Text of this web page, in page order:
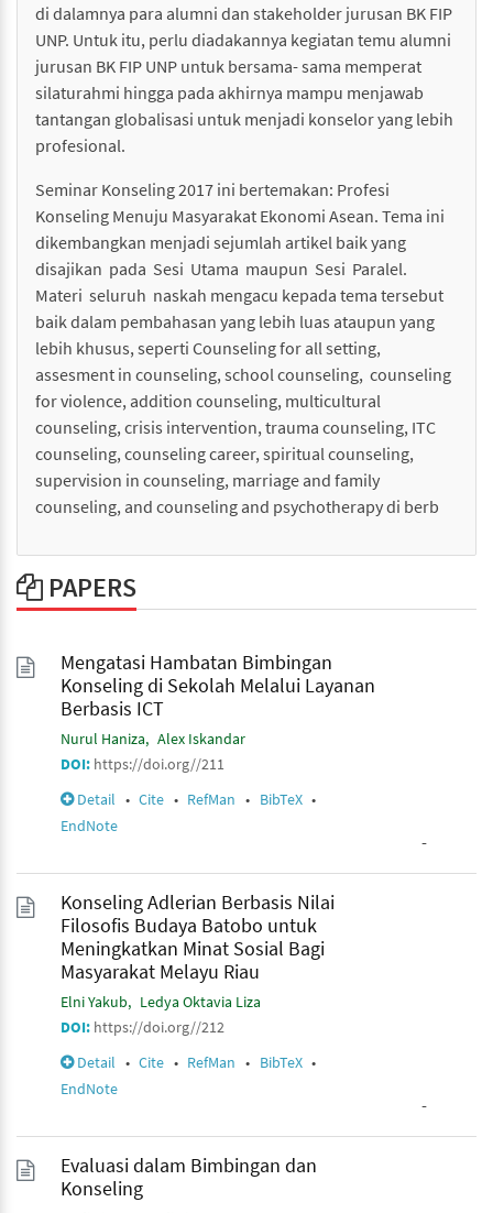
di dalamnya para alumni dan stakeholder jurusan BK FIP
UNP. Untuk itu, perlu diadakannya kegiatan temu alumni
jurusan BK FIP UNP untuk bersama- sama memperat
silaturahmi hingga pada akhirnya mampu menjawab
tantangan globalisasi untuk menjadi konselor yang lebih
profesional.
Seminar Konseling 2017 ini bertemakan: Profesi
Konseling Menuju Masyarakat Ekonomi Asean. Tema ini
dikembangkan menjadi sejumlah artikel baik yang
disajikan pada Sesi Utama maupun Sesi Paralel.
Materi seluruh naskah mengacu kepada tema tersebut
baik dalam pembahasan yang lebih luas ataupun yang
lebih khusus, seperti Counseling for all setting,
assesment in counseling, school counseling, counseling
for violence, addition counseling, multicultural
counseling, crisis intervention, trauma counseling, ITC
counseling, counseling career, spiritual counseling,
supervision in counseling, marriage and family
counseling, and counseling and psychotherapy di berb
PAPERS
Mengatasi Hambatan Bimbingan
Konseling di Sekolah Melalui Layanan
Berbasis ICT
Nurul Haniza
Alex Iskandar
DOI: https://doi.org//211
Detail • Cite • RefMan • BibTeX •
EndNote
-
Konseling Adlerian Berbasis Nilai
Filosofis Budaya Batobo untuk
Meningkatkan Minat Sosial Bagi
Masyarakat Melayu Riau
Elni Yakub
Ledya Oktavia Liza
DOI: https://doi.org//212
Detail • Cite • RefMan • BibTeX •
EndNote
-
Evaluasi dalam Bimbingan dan
Konseling